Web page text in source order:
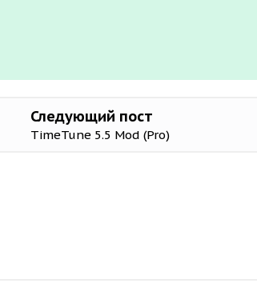
Следующий пост
TimeTune 5.5 Mod (Pro)